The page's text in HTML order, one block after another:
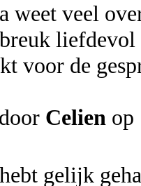
weet veel
voor de
Celien op
gelijk